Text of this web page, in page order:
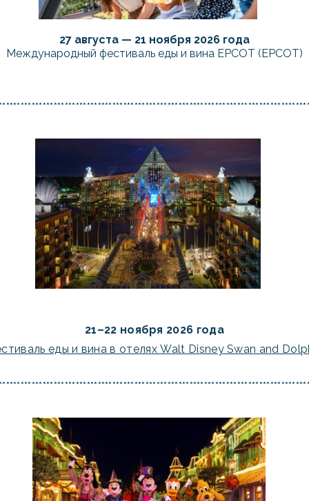
27 августа — 21 ноября 2026 года
Международный фестиваль еды и вина EPCOT (EPCOT)
21–22 ноября 2026 года
еды и вина в отелях Walt Disney Swan and